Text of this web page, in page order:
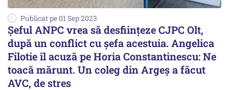
Publicat pe 01 Sep 2023
Șeful ANPC vrea să desființeze CJPC Olt,
după un conflict cu șefa acestuia. Angelica
Filotie îl acuză pe Horia Constantinescu: Ne
toacă mărunt. Un coleg din Argeș a făcut
AVC, de stres